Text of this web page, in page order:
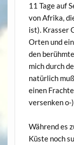
11 Tage auf
von Afrika,
ist). Krasser
Orten und
den
mich durch
natürlich
einen
versenken o-
Während es
Küste noch